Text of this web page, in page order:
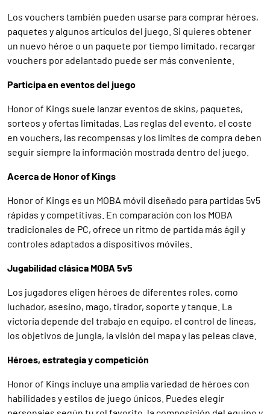
Los vouchers también pueden usarse para comprar héroes,
paquetes y algunos artículos del juego. Si quieres obtener
un nuevo héroe o un paquete por tiempo limitado, recargar
vouchers por adelantado puede ser más conveniente.
Participa en eventos del juego
Honor of Kings suele lanzar eventos de skins, paquetes,
sorteos y ofertas limitadas. Las reglas del evento, el coste
en vouchers, las recompensas y los límites de compra deben
seguir siempre la información mostrada dentro del juego.
Acerca de Honor of Kings
Honor of Kings es un MOBA móvil diseñado para partidas 5v5
rápidas y competitivas. En comparación con los MOBA
tradicionales de PC, ofrece un ritmo de partida más ágil y
controles adaptados a dispositivos móviles.
Jugabilidad clásica MOBA 5v5
Los jugadores eligen héroes de diferentes roles, como
luchador, asesino, mago, tirador, soporte y tanque. La
victoria depende del trabajo en equipo, el control de líneas,
los objetivos de jungla, la visión del mapa y las peleas clave.
Héroes, estrategia y competición
Honor of Kings incluye una amplia variedad de héroes con
habilidades y estilos de juego únicos. Puedes elegir